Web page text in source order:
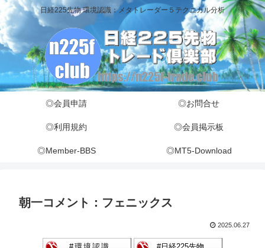
日経225先物 環境認識：メタトレーダー５テクニカル分析
◎会員申請 ◎お問合せ
◎利用規約 ◎会員掲示板
◎Member-BBS ◎MT5-Download
朝一コメント：フェニックス
2025.06.27